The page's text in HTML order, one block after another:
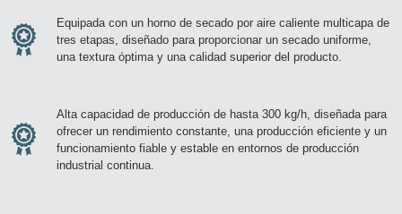
Equipada con un horno de secado por aire caliente multicapa de
tres etapas, diseñado para proporcionar un secado uniforme,
una textura óptima y una calidad superior del producto.
Alta capacidad de producción de hasta 300 kg/h, diseñada para
ofrecer un rendimiento constante, una producción eficiente y un
funcionamiento fiable y estable en entornos de producción
industrial continua.
Zirve Extrussion
Le responderemos lo antes posible.